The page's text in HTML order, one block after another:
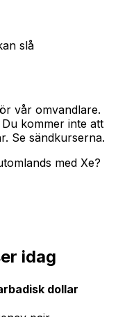
slå
vår omvandlare.
kommer inte att
Se sändkurserna.
med Xe?
idag
dollar